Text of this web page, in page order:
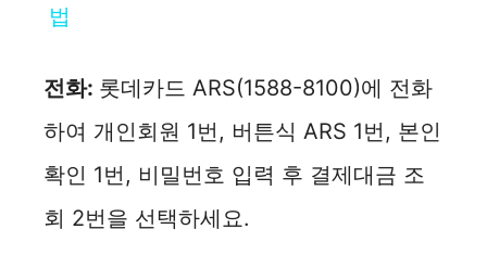
y
V
i
법
전화: 롯데카드 ARS(1588-8100)에 전화
하여 개인회원 1번, 버튼식 ARS 1번, 본인
확인 1번, 비밀번호 입력 후 결제대금 조
회 2번을 선택하세요.